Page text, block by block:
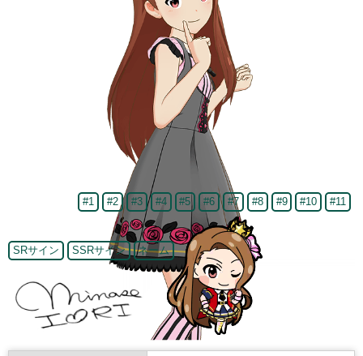
#1 #2 #3 #4 #5 #6 #7 #8 #9 #10 #11
SRサイン SSRサイン ネーム